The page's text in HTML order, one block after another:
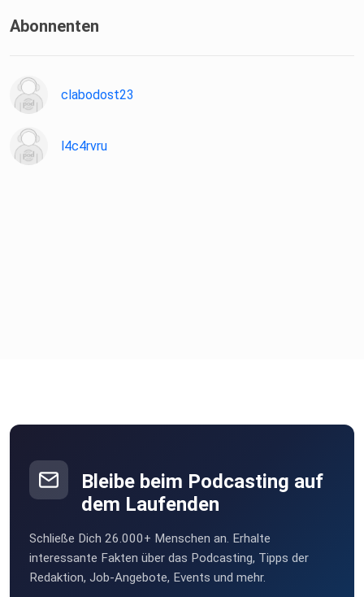
Abonnenten
clabodost23
l4c4rvru
Bleibe beim Podcasting auf
dem Laufenden
Schließe Dich 26.000+ Menschen an. Erhalte
interessante Fakten über das Podcasting, Tipps der
Redaktion, Job-Angebote, Events und mehr.